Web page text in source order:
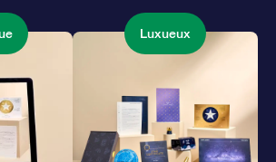
Luxueux